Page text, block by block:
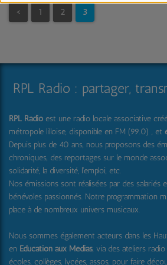
< 1 2 3
RPL Radio est une radio locale associative
métropole lilloise, disponible en FM (99.0) , et
Depuis plus de 40 ans, nous proposons des
chroniques, des reportages sur le monde
solidarité, la diversité, l'emploi, etc.
Nos émissions sont réalisées par des salariés
bénévoles passionnés. Notre programmation
place à de nombreux univers musicaux.
Nous sommes également acteurs dans les
en Education aux Médias, via des ateliers
écoles, collèges, lycées, assos, pour faire